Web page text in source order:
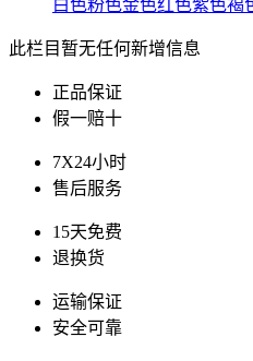
白色粉色金色红色紫色褐
此栏目暂无任何新增信息
正品保证
假一赔十
7X24小时
售后服务
15天免费
退换货
运输保证
安全可靠